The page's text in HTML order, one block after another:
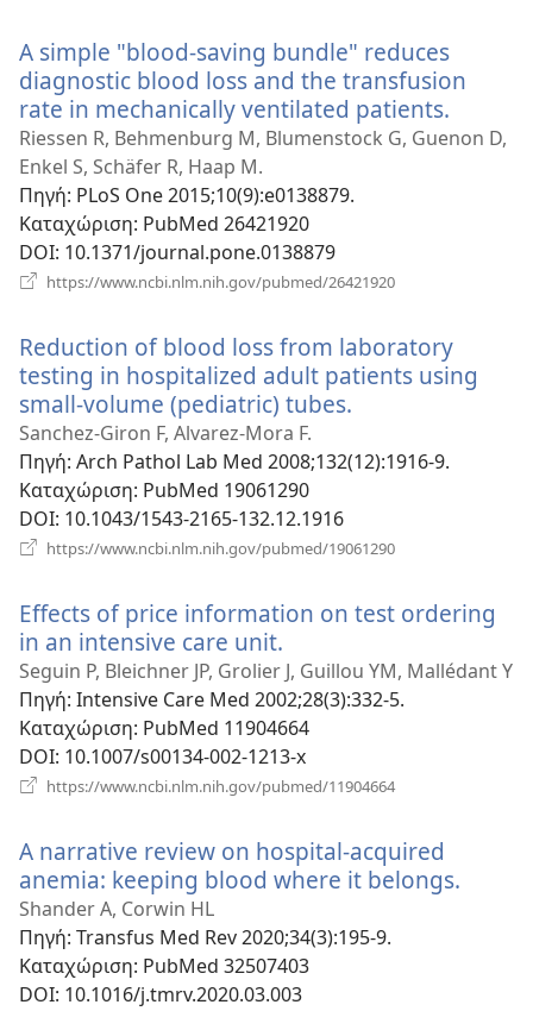
A simple "blood-saving bundle" reduces
diagnostic blood loss and the transfusion
rate in mechanically ventilated patients.
νέο
Riessen R, Behmenburg M, Blumenstock G, Guenon D,
Enkel S, Schäfer R, Haap M.
Πηγή‎: PLoS One 2015;10(9):e0138879.
Καταχώριση‎: PubMed 26421920
DOI‎: 10.1371/journal.pone.0138879
https://www.ncbi.nlm.nih.gov/pubmed/26421920
Reduction of blood loss from laboratory
testing in hospitalized adult patients using
small-volume (pediatric) tubes.
παράθυρο)
Sanchez-Giron F, Alvarez-Mora F.
Πηγή‎: Arch Pathol Lab Med 2008;132(12):1916-9.
Καταχώριση‎: PubMed 19061290
DOI‎: 10.1043/1543-2165-132.12.1916
https://www.ncbi.nlm.nih.gov/pubmed/19061290
Effects of price information on test ordering
in an intensive care unit.
νέο
παράθυρο)
Seguin P, Bleichner JP, Grolier J, Guillou YM, Mallédant Y
Πηγή‎: Intensive Care Med 2002;28(3):332-5.
Καταχώριση‎: PubMed 11904664
DOI‎: 10.1007/s00134-002-1213-x
https://www.ncbi.nlm.nih.gov/pubmed/11904664
A narrative review on hospital-acquired
anemia: keeping blood where it belongs.
Shander A, Corwin HL
Πηγή‎: Transfus Med Rev 2020;34(3):195-9.
Καταχώριση‎: PubMed 32507403
DOI‎: 10.1016/j.tmrv.2020.03.003